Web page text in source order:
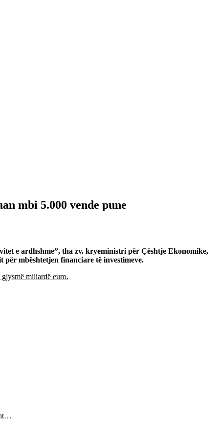
mbi 5.000 vende pune
e ardhshme”, tha zv. kryeministri për Çështje Ekonomike,
mbështetjen financiare të investimeve.
miliardë euro.